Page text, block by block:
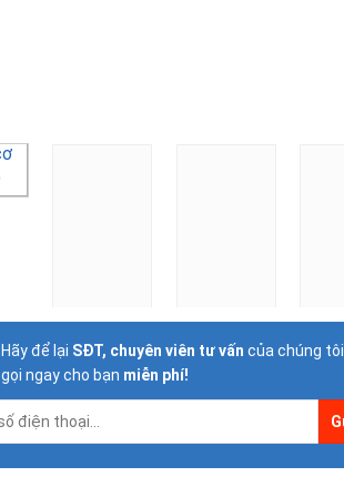
Hãy để lại SĐT, chuyên viên tư vấn của chúng
gọi ngay cho bạn miễn phí!